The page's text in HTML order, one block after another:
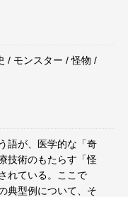
/ モンスター / 怪物 /
語が、医学的な「奇
技術のもたらす「怪
れている。ここで
典型例について、そ